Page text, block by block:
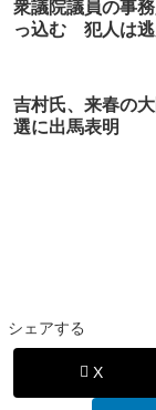
衆議院議員の事
っ込む 犯人は逃
吉村氏、来春の
選に出馬表明
シェアする
X